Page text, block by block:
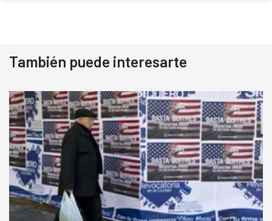
También puede interesarte